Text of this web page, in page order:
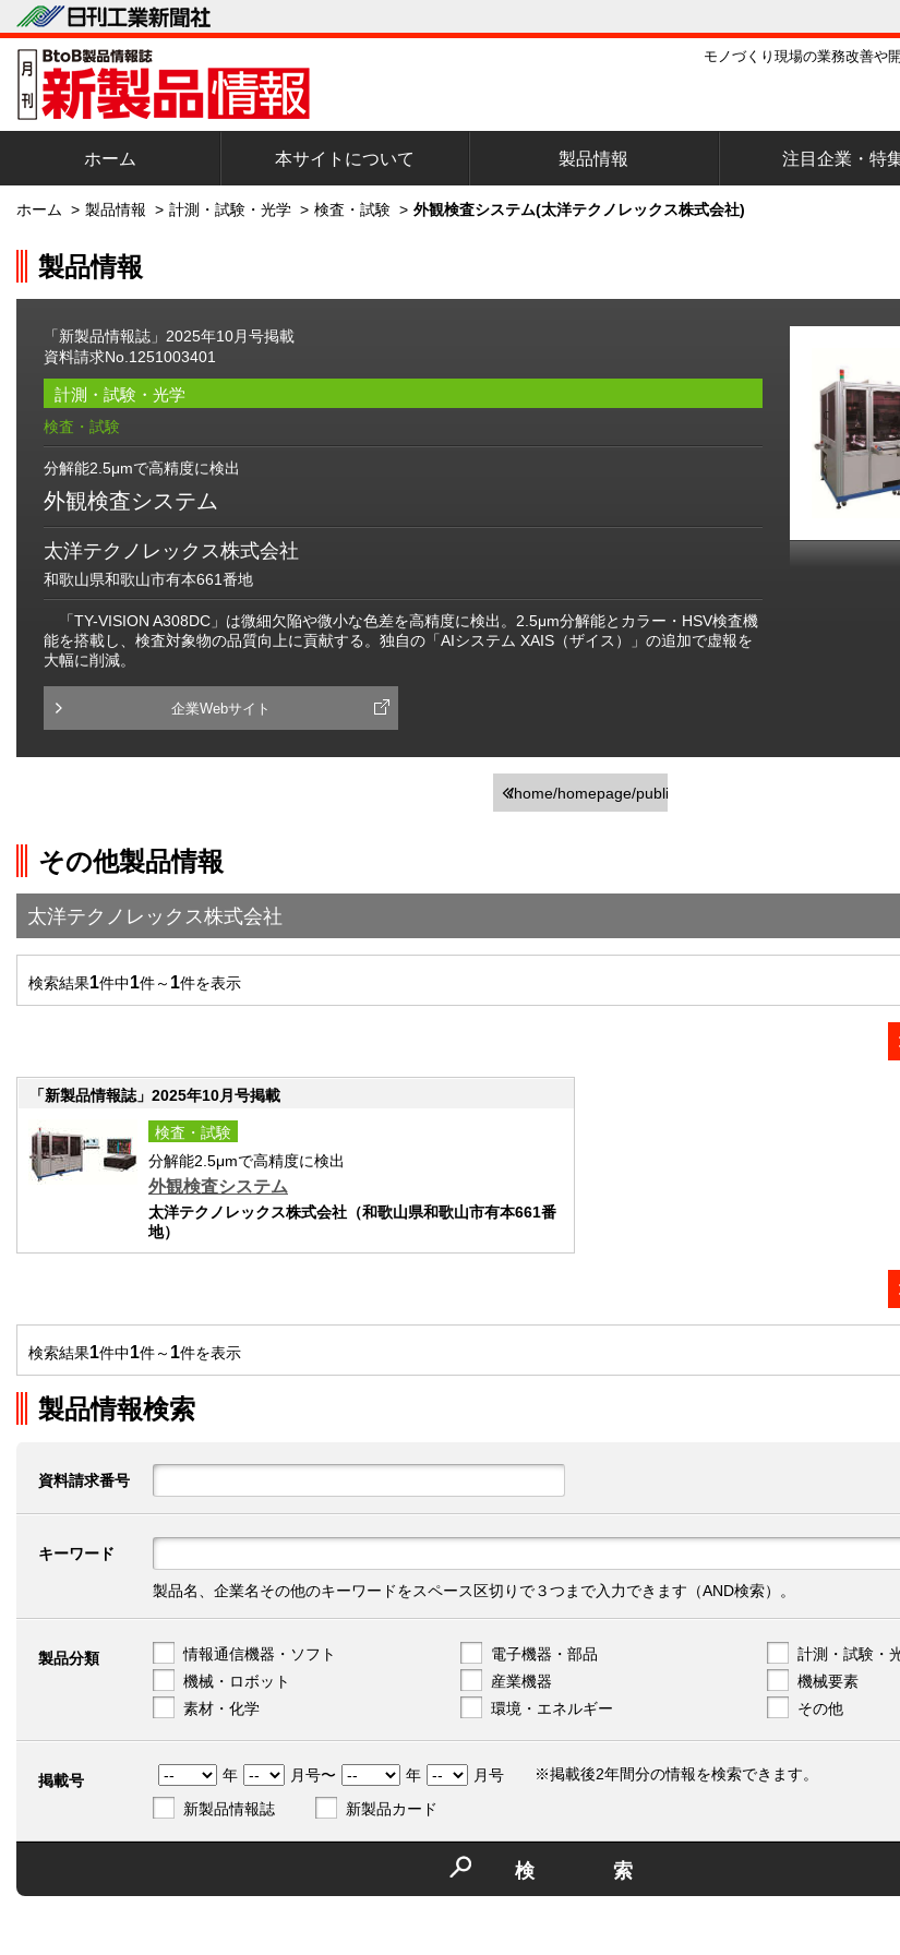
モノづくり現場の業務改善や
ホーム 本サイトについて 製品情報 注目企業・特
ホーム > 製品情報 > 計測・試験・光学 > 検査・試験 > 外観検査システム(太洋テクノレックス株式会社)
製品情報
「新製品情報誌」2025年10月号掲載
資料請求No.1251003401
計測・試験・光学
検査・試験
分解能2.5μmで高精度に検出
外観検査システム
太洋テクノレックス株式会社
和歌山県和歌山市有本661番地
「TY-VISION A308DC」は微細欠陥や微小な色差を高精度に検出。2.5μm分解能とカラー・HSV検査機
能を搭載し、検査対象物の品質向上に貢献する。独自の「AIシステム XAIS（ザイス）」の追加で虚報を
大幅に削減。
企業Webサイト
/home/homepage/public_html/usr/detail_products.php
その他製品情報
太洋テクノレックス株式会社
検索結果1件中1件～ 1件を表示
「新製品情報誌」2025年10月号掲載
検査・試験
分解能2.5μmで高精度に検出
外観検査システム
太洋テクノレックス株式会社（和歌山県和歌山市有本661番
地）
検索結果1件中1件～ 1件を表示
製品情報検索
資料請求番号
キーワード
製品名、企業名その他のキーワードをスペース区切りで３つまで入力できます（AND検索）。
製品分類 情報通信機器・ソフト 電子機器・部品
計測・試験・
機械・ロボット
産業機器
機械要素
素材・化学
環境・エネルギー その他
掲載号 年 月号〜 年
月号
新製品情報誌
新製品カード
※掲載後2年間分の情報を検索できます。
検索